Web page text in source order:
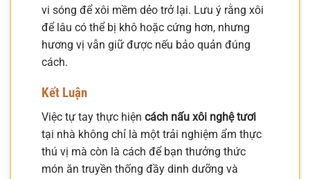
vi sóng để xôi mềm dẻo trở lại. Lưu ý rằng xôi
để lâu có thể bị khô hoặc cứng hơn, nhưng
hương vị vẫn giữ được nếu bảo quản đúng
cách.
Kết Luận
Việc tự tay thực hiện cách nấu xôi nghệ tươi
tại nhà không chỉ là một trải nghiệm ẩm thực
thú vị mà còn là cách để bạn thưởng thức
món ăn truyền thống đầy dinh dưỡng và